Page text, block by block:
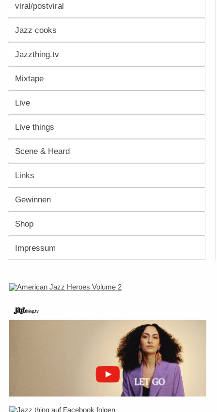
viral/postviral
Jazz cooks
Jazzthing.tv
Mixtape
Live
Live things
Scene & Heard
Links
Gewinnen
Shop
Impressum